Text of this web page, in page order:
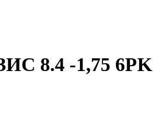
8.4 -1,75 6PK